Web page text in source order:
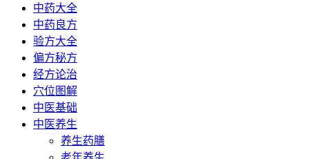
中药大全
中药良方
验方大全
偏方秘方
经方论治
穴位图解
中医基础
中医养生
养生药膳